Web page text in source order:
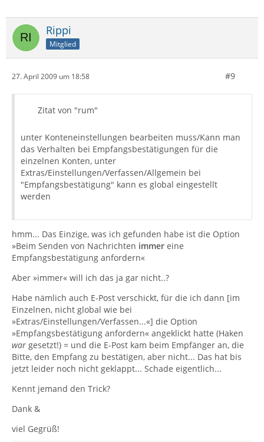
Rippi
Mitglied
27. April 2009 um 18:58 #9
Zitat von "rum"
unter Konteneinstellungen bearbeiten muss/Kann man
das Verhalten bei Empfangsbestätigungen für die
einzelnen Konten, unter
Extras/Einstellungen/Verfassen/Allgemein bei
"Empfangsbestätigung" kann es global eingestellt
werden
hmm... Das Einzige, was ich gefunden habe ist die Option
»Beim Senden von Nachrichten immer eine
Empfangsbestätigung anfordern«
Aber »immer« will ich das ja gar nicht..?
Habe nämlich auch E-Post verschickt, für die ich dann [im
Einzelnen, nicht global wie bei
»Extras/Einstellungen/Verfassen...«] die Option
»Empfangsbestätigung anfordern« angeklickt hatte (Haken
war gesetzt!) = und die E-Post kam beim Empfänger an, die
Bitte, den Empfang zu bestätigen, aber nicht... Das hat bis
jetzt leider noch nicht geklappt... Schade eigentlich...
Kennt jemand den Trick?
Dank &
viel Gegrüß!